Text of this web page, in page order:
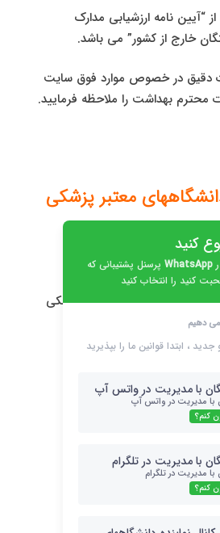
“آیین نامه ارزشیابی مدارک
خارج از کشور” می باشد.
دقیق در خصوص موارد فوق سایت
محترم بهداشت را ملاحظه فرمایید.
معتبر پزشکی
در ؛
و داروسازی و علوم پزشکی
، ورود نمایند.
است:
چند گزینه ای ، تعاریف ،
شناسی ، شیمی.
از زیست شناسی و شیمی.
؛
کنید
WhatsApp پرسنل پشتیبانی که
کنید را انتخاب کنید
دهیم
، ابتدا قوانین ما را بپذیرید
با مدیریت در واتس آپ
با مدیریت در واتس آپ
کنم؟
با مدیریت در تلگرام
با مدیریت در تلگرام
کنم؟